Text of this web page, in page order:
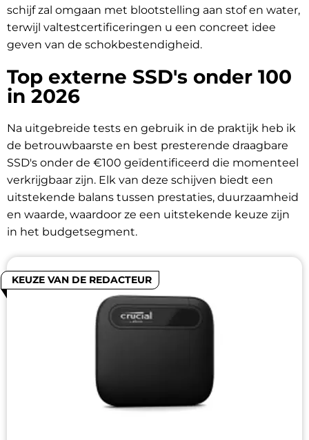
schijf zal omgaan met blootstelling aan stof en water,
terwijl valtestcertificeringen u een concreet idee
geven van de schokbestendigheid.
Top externe SSD's onder 100
in 2026
Na uitgebreide tests en gebruik in de praktijk heb ik
de betrouwbaarste en best presterende draagbare
SSD's onder de €100 geïdentificeerd die momenteel
verkrijgbaar zijn. Elk van deze schijven biedt een
uitstekende balans tussen prestaties, duurzaamheid
en waarde, waardoor ze een uitstekende keuze zijn
in het budgetsegment.
KEUZE VAN DE REDACTEUR